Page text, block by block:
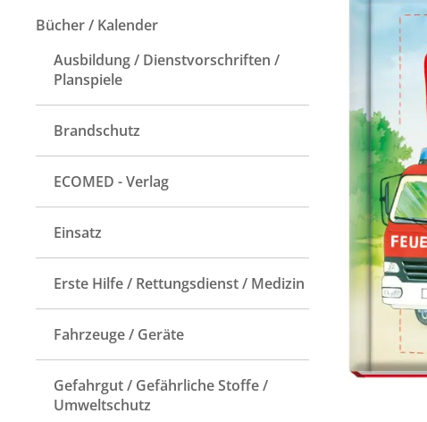
Bücher / Kalender
Ausbildung / Dienstvorschriften /
Planspiele
Brandschutz
ECOMED - Verlag
Einsatz
Erste Hilfe / Rettungsdienst / Medizin
Fahrzeuge / Geräte
Gefahrgut / Gefährliche Stoffe /
Umweltschutz